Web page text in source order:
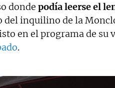
donde podía leerse el
del inquilino de la
en el programa de su
.